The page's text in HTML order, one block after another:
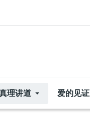
理讲道 爱的见证